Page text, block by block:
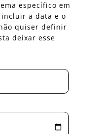
específico em
a data e o
quiser definir
deixar esse